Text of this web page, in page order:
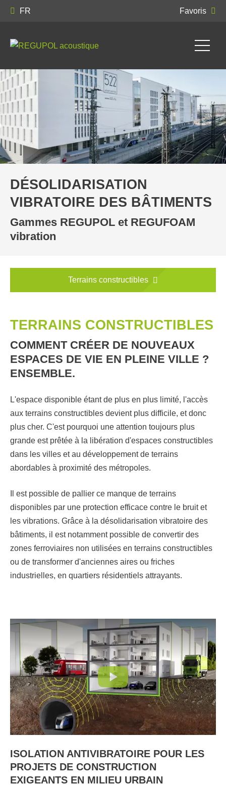
FR Favoris
DÉSOLIDARISATION
VIBRATOIRE DES BÂTIMENTS
Gammes REGUPOL et REGUFOAM
vibration
Terrains constructibles
TERRAINS CONSTRUCTIBLES
COMMENT CRÉER DE NOUVEAUX
ESPACES DE VIE EN PLEINE VILLE ?
ENSEMBLE.
L'espace disponible étant de plus en plus limité, l'accès
aux terrains constructibles devient plus difficile, et donc
plus cher. C'est pourquoi une attention toujours plus
grande est prêtée à la libération d'espaces constructibles
dans les villes et au développement de terrains
abordables à proximité des métropoles.
Il est possible de pallier ce manque de terrains
disponibles par une protection efficace contre le bruit et
les vibrations. Grâce à la désolidarisation vibratoire des
bâtiments, il est notamment possible de convertir des
zones ferroviaires non utilisées en terrains constructibles
ou de transformer d'anciennes aires ou friches
industrielles, en quartiers résidentiels attrayants.
ISOLATION ANTIVIBRATOIRE POUR LES
PROJETS DE CONSTRUCTION
EXIGEANTS EN MILIEU URBAIN